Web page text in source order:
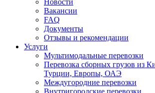
Новости
Вакансии
FAQ
Документы
Отзывы и рекомендации
Услуги
Мультимодальные перевозки
Перевозка сборных грузов из
Турции, Европы, ОАЭ
Междугородние перевозки